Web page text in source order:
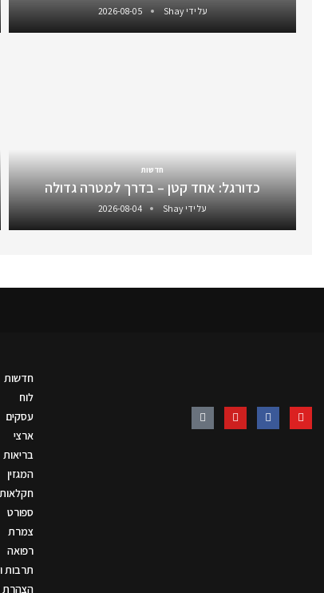
על ידיShay
2026-08-05
חדשות
כדורגל: אחד קטן – בדרך למטרה גדולה
על ידי Shay
2026-08-04
חדשות
לוח
עסקים
ארצי
בריאות
המגזין
חקלאות
ספורט
צמרת
רפואה
תרבות
הצהרת